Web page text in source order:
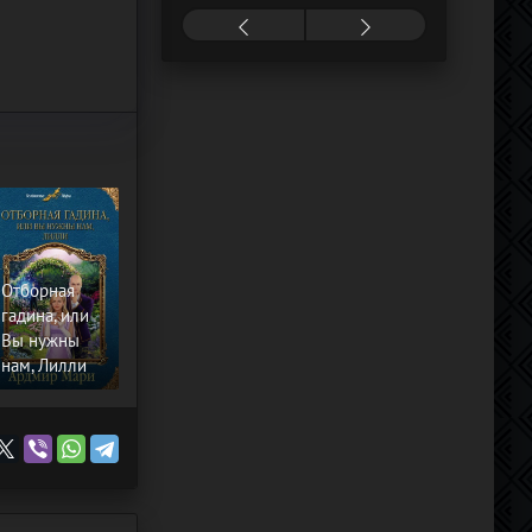
Отборная
гадина, или
Вы нужны
нам, Лилли